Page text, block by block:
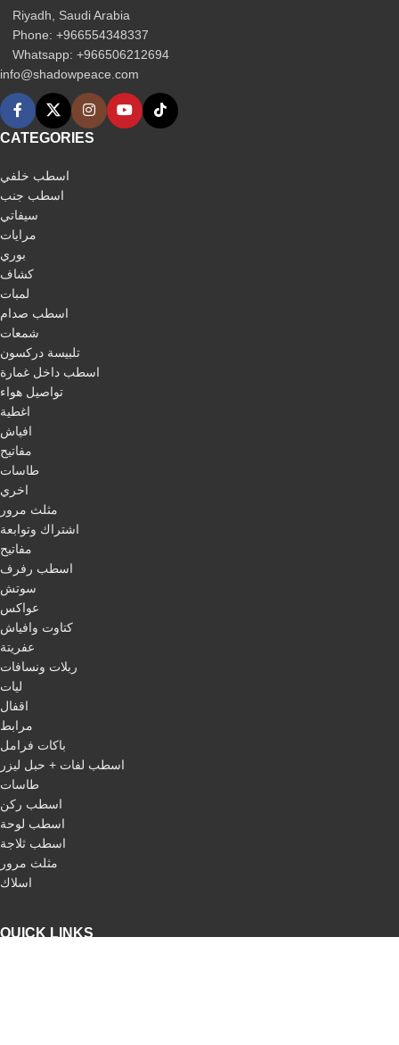
Riyadh, Saudi Arabia
Phone: +966554348337
Whatsapp: +966506212694‬
info@shadowpeace.com
CATEGORIES
اسطب خلفي
اسطب جنب
سيفاتي
مرايات
بوري
كشاف
لمبات
اسطب صدام
شمعات
تلبيسة دركسون
اسطب داخل غمارة
تواصيل هواء
اغطية
افياش
مفاتيح
طاسات
اخري
مثلث مرور
اشتراك وتوابعة
مفاتيح
اسطب رفرف
سوتش
عواكس
كتاوت وافياش
عفريتة
ربلات ونسافات
ليات
اقفال
مرابط
باكات فرامل
اسطب لفات + حبل ليزر
طاسات
اسطب ركن
اسطب لوحة
اسطب ثلاجة
مثلث مرور
اسلاك
QUICK LINKS